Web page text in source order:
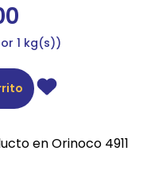
1 kg(s)
en Orinoco 4911